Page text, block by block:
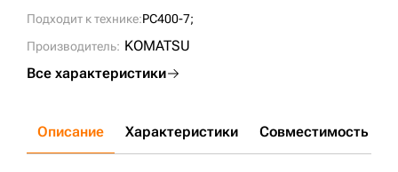
Подходит к технике:PC400-7;
Производитель: KOMATSU
Все характеристики
Описание Характеристики Совместимость